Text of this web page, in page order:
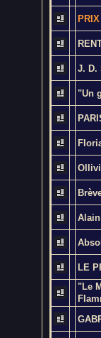
J. D.
"Un
Alain
LE
"Le